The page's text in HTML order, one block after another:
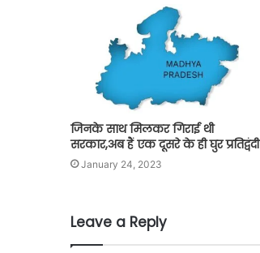
जिनके साथ मिलकर गिराई थी
सरकार,अब हैं एक दूसरे के ही घुर प्रतिद्वंदी
January 24, 2023
Leave a Reply